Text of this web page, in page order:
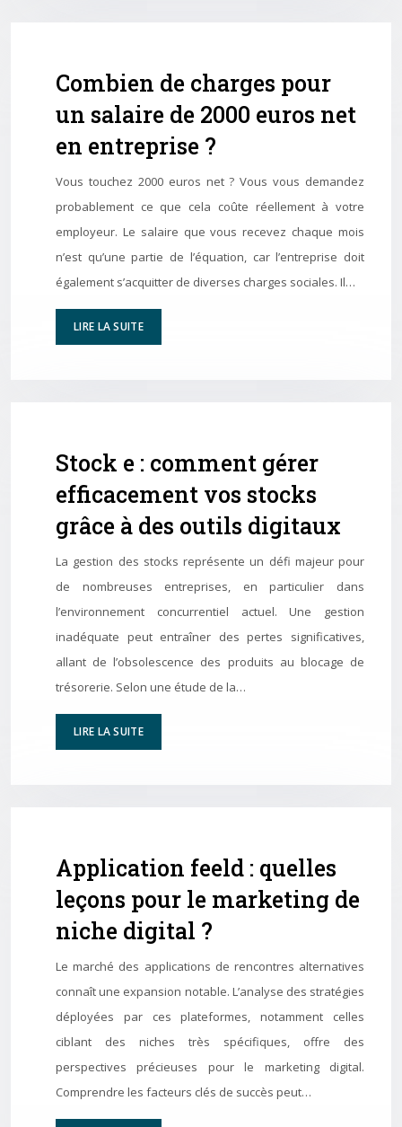
Combien de charges pour
un salaire de 2000 euros net
en entreprise ?
Vous touchez 2000 euros net ? Vous vous demandez
probablement ce que cela coûte réellement à votre
employeur. Le salaire que vous recevez chaque mois
n’est qu’une partie de l’équation, car l’entreprise doit
également s’acquitter de diverses charges sociales. Il…
LIRE LA SUITE
Stock e : comment gérer
efficacement vos stocks
grâce à des outils digitaux
La gestion des stocks représente un défi majeur pour
de nombreuses entreprises, en particulier dans
l’environnement concurrentiel actuel. Une gestion
inadéquate peut entraîner des pertes significatives,
allant de l’obsolescence des produits au blocage de
trésorerie. Selon une étude de la…
LIRE LA SUITE
Application feeld : quelles
leçons pour le marketing de
niche digital ?
Le marché des applications de rencontres alternatives
connaît une expansion notable. L’analyse des stratégies
déployées par ces plateformes, notamment celles
ciblant des niches très spécifiques, offre des
perspectives précieuses pour le marketing digital.
Comprendre les facteurs clés de succès peut…